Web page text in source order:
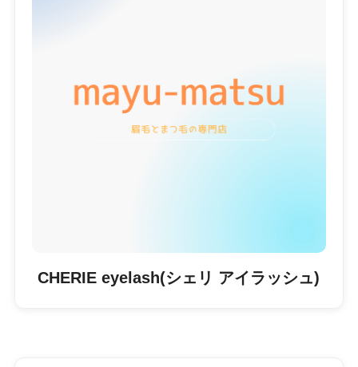
CHERIE eyelash(シェリ アイラッシュ)